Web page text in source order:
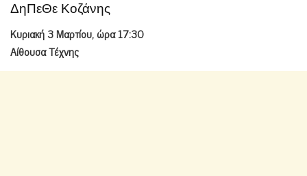
ΔηΠεΘε Κοζάνης
Κυριακή 3 Μαρτίου, ώρα 17:30
Αίθουσα Τέχνης